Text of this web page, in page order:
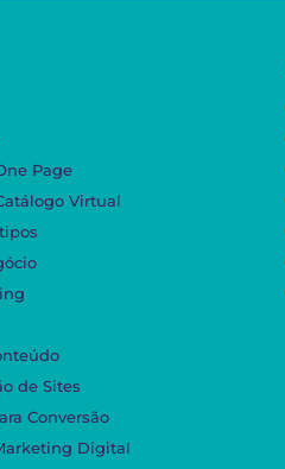
Page
Virtual
de Sites
Conversão
Digital